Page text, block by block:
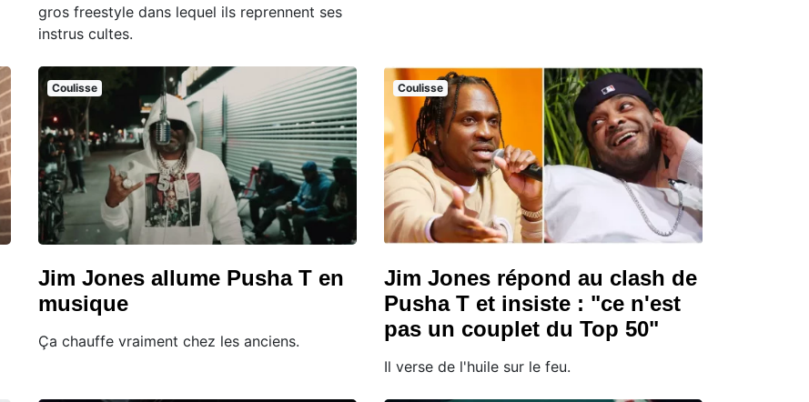
gros freestyle dans lequel ils reprennent ses
instrus cultes.
Coulisse
Jim Jones allume Pusha T en
musique
Ça chauffe vraiment chez les anciens.
Coulisse
Jim Jones répond au clash de
Pusha T et insiste : "ce n'est
pas un couplet du Top 50"
Il verse de l'huile sur le feu.